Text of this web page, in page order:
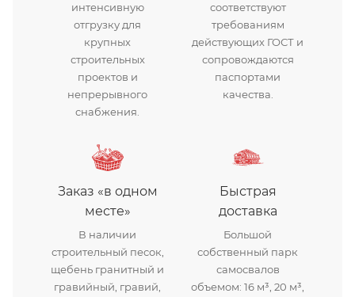
интенсивную
отгрузку для
крупных
строительных
проектов и
непрерывного
снабжения.
соответствуют
требованиям
действующих ГОСТ и
сопровождаются
паспортами
качества.
Заказ «в одном
месте»
В наличии
строительный песок,
щебень гранитный и
гравийный, гравий,
Быстрая
доставка
Большой
собственный парк
самосвалов
объемом: 16 м³, 20 м³,